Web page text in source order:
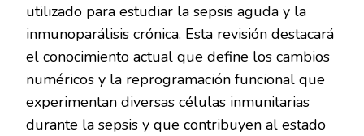
utilizado para estudiar la sepsis aguda y la
inmunoparálisis crónica. Esta revisión destacará
el conocimiento actual que define los cambios
numéricos y la reprogramación funcional que
experimentan diversas células inmunitarias
durante la sepsis y que contribuyen al estado